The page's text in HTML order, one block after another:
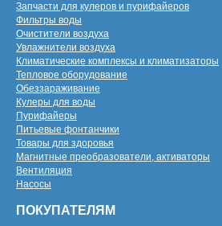
Запчасти для кулеров и пурифайеров
Фильтры воды
Очистители воздуха
Увлажнители воздуха
Климатические комплексы и климатизаторы
Тепловое оборудование
Обеззараживание
Кулеры для воды
Пурифайеры
Питьевые фонтанчики
Товары для здоровья
Магнитные преобразователи, активаторы
Вентиляция
Насосы
ПОКУПАТЕЛЯМ